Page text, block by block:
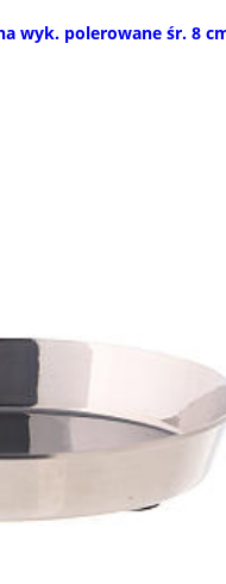
wyk. polerowane śr. 8